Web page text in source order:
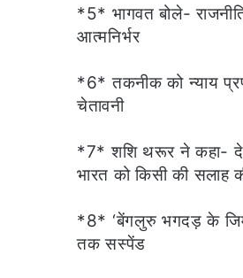
*5* भागवत बोले-
आत्मनिर्भर
*6* तकनीक को न्याय
चेतावनी
*7* शशि थरूर ने कहा-
भारत को किसी की सलाह
*8* ‘बेंगलुरु भगदड़ के
तक सस्पेंड